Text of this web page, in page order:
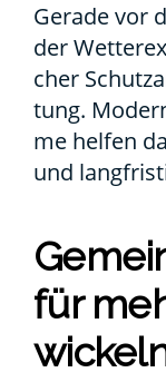
Gera­de vor
der
cher
tung.
me hel­fen
und
für